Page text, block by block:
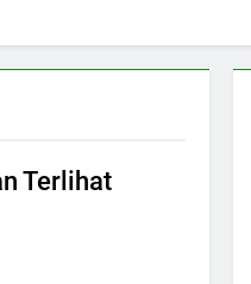
Terlihat